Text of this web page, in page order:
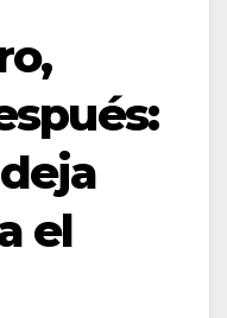
el